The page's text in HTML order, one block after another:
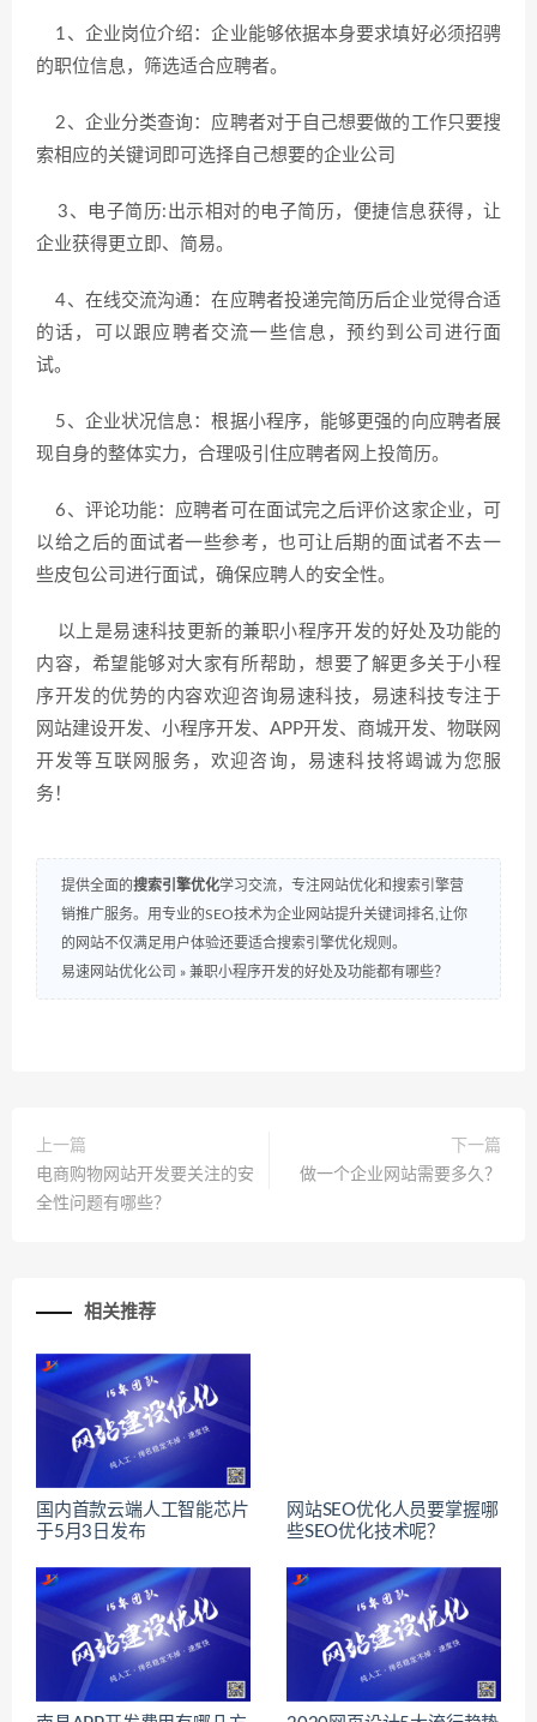
1、企业岗位介绍：企业能够依据本身要求填好必须招骋
的职位信息，筛选适合应聘者。
2、企业分类查询：应聘者对于自己想要做的工作只要搜
索相应的关键词即可选择自己想要的企业公司
3、电子简历:出示相对的电子简历，便捷信息获得，让
企业获得更立即、简易。
4、在线交流沟通：在应聘者投递完简历后企业觉得合适
的话，可以跟应聘者交流一些信息，预约到公司进行面
试。
5、企业状况信息：根据小程序，能够更强的向应聘者展
现自身的整体实力，合理吸引住应聘者网上投简历。
6、评论功能：应聘者可在面试完之后评价这家企业，可
以给之后的面试者一些参考，也可让后期的面试者不去一
些皮包公司进行面试，确保应聘人的安全性。
以上是易速科技更新的兼职小程序开发的好处及功能的
内容，希望能够对大家有所帮助，想要了解更多关于小程
序开发的优势的内容欢迎咨询易速科技，易速科技专注于
网站建设开发、小程序开发、APP开发、商城开发、物联网
开发等互联网服务，欢迎咨询，易速科技将竭诚为您服
务！
提供全面的搜索引擎优化学习交流，专注网站优化和搜索引擎营
销推广服务。用专业的SEO技术为企业网站提升关键词排名,让你
的网站不仅满足用户体验还要适合搜索引擎优化规则。
易速网站优化公司 » 兼职小程序开发的好处及功能都有哪些？
上一篇
电商购物网站开发要关注的安
全性问题有哪些？
下一篇
做一个企业网站需要多久？
相关推荐
国内首款云端人工智能芯片
于5月3日发布
网站SEO优化人员要掌握哪
些SEO优化技术呢？